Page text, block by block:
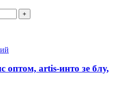
оптом, artis-инто зе блу,